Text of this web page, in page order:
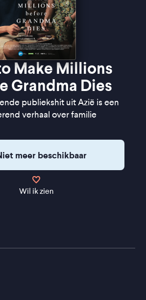
Make Millions
Grandma Dies
publiekshit uit Azië is een
verhaal over familie
meer beschikbaar
Wil ik zien